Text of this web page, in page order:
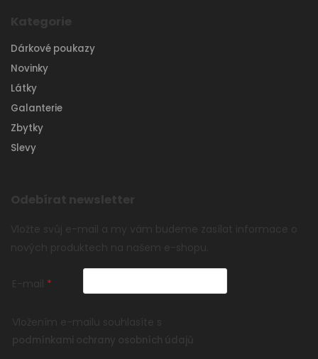
Kategorie
Dárkové poukazy
Novinky
Látky
Galanterie
Zbytky
Slevy
Odebírat newsletter
Vložte svůj e-mail a my vám budeme zasílat informace o
nových produktech na našem e-shopu.
E-mail
Vložením e-mailu souhlasíte s
podmínkami ochrany osobních údajů